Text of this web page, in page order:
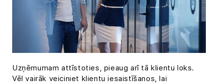
Uzņēmumam attīstoties, pieaug arī tā klientu loks.
Vēl vairāk veiciniet klientu iesaistīšanos, lai